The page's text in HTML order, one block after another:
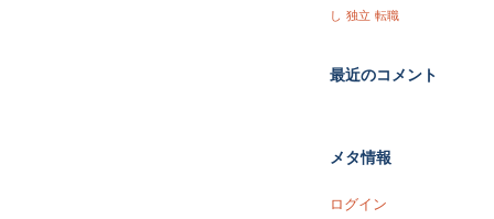
し 独立 転職
最近のコメント
メタ情報
ログイン